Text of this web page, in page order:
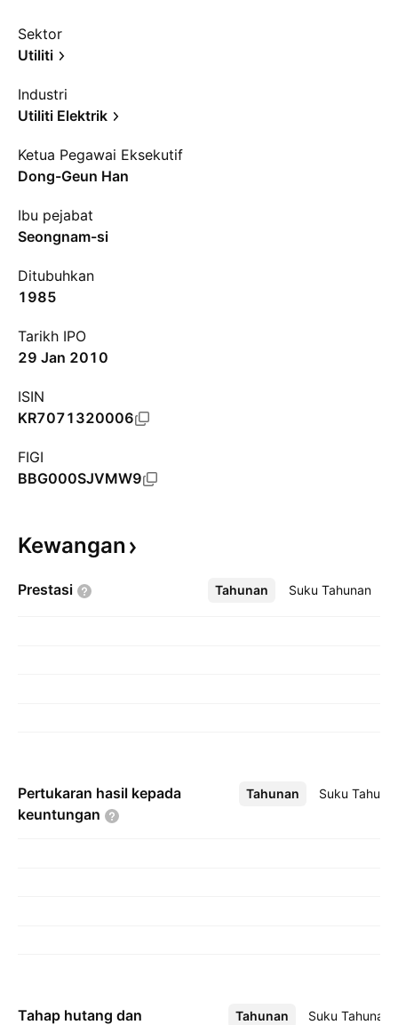
Sektor
Utiliti
Industri
Utiliti Elektrik
Ketua Pegawai Eksekutif
Dong-Geun Han
Ibu pejabat
Seongnam-si
Ditubuhkan
1985
Tarikh IPO
29 Jan 2010
ISIN
KR7071320006
FIGI
BBG000SJVMW9
Kewangan
Prestasi Tahunan Suku Tahunan
Lebih
Pertukaran hasil kepada
keuntungan
Tahunan Suku
Lebih
Tahap hutang dan
Tahunan Suku Tahunan
Lebih